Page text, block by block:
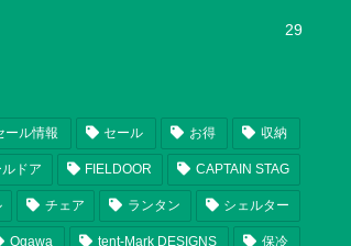
29
ール情報 セール お得 収納
ドア FIELDOOR CAPTAIN STAG
チェア ランタン シェルター
Ogawa tent-Mark DESIGNS 保冷